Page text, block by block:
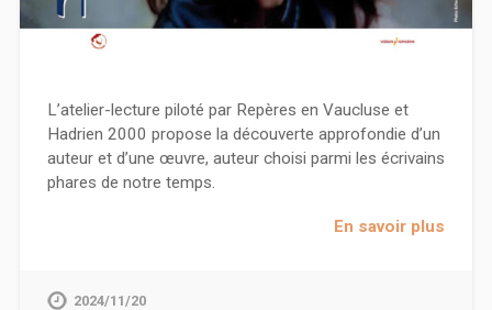
L’atelier-lecture piloté par Repères en Vaucluse et
Hadrien 2000 propose la découverte approfondie d’un
auteur et d’une œuvre, auteur choisi parmi les écrivains
phares de notre temps.
En savoir plus
2024/11/20